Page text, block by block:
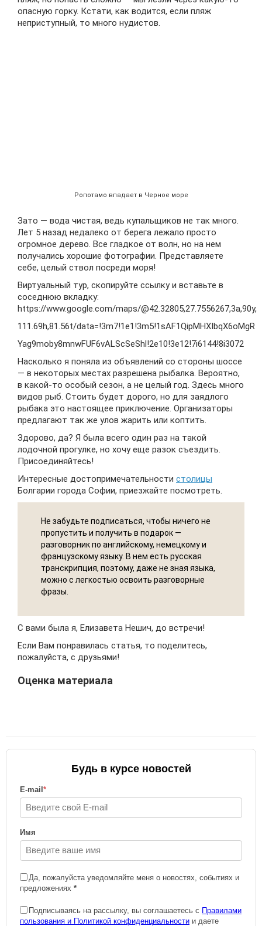
опасную горку. Кстати, как водится, если пляж
неприступный, то много нудистов.
Ропотамо впадает в Черное море
Зато — вода чистая, ведь купальщиков не так много.
Лет 5 назад недалеко от берега лежало просто
огромное дерево. Все гладкое от волн, но на нем
получались хорошие фотографии. Представляете
себе, целый ствол посреди моря!
Виртуальный тур, скопируйте ссылку и вставьте в
соседнюю вкладку:
https://www.google.com/maps/@42.32805,27.7556267,3a,90y,
111.69h,81.56t/data=!3m7!1e1!3m5!1sAF1QipMHXIbqX6oMgR
Yag9moby8mnwFUF6vALScSeShl!2e10!3e12!7i6144!8i3072
Насколько я поняла из объявлений со стороны шоссе
— в некоторых местах разрешена рыбалка. Вероятно,
в какой-то особый сезон, а не целый год. Здесь много
видов рыб. Стоить будет дорого, но для заядлого
рыбака это настоящее приключение. Организаторы
предлагают так же улов жарить или коптить.
Здорово, да? Я была всего один раз на такой
лодочной прогулке, но хочу еще разок съездить.
Присоединяйтесь!
Интересные достопримечательности столицы
Болгарии города Софии, приезжайте посмотреть.
Не забудьте подписаться, чтобы ничего не
пропустить и получить в подарок —
разговорник по английскому, немецкому и
французскому языку. В нем есть русская
транскрипция, поэтому, даже не зная языка,
можно с легкостью освоить разговорные
фразы.
С вами была я, Елизавета Нешич, до встречи!
Если Вам понравилась статья, то поделитесь,
пожалуйста, с друзьями!
Оценка материала
Будь в курсе новостей
E-mail *
Имя
Да, пожалуйста уведомляйте меня о новостях, событиях и
предложениях *
Подписываясь на рассылку, вы соглашаетесь с Правилами
пользования и Политикой конфиденциальности и даете